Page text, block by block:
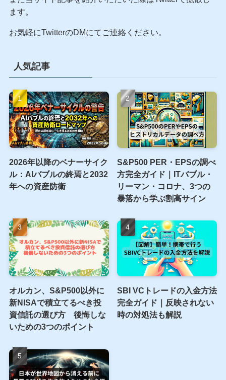
当サイトはリンクフリーです
に許可は一切必用ありません。
引用をする際は、当サイトの出典URLを貼っていただけ
れば大丈夫です。
また当サイト記事を紹介いただいた際はTwitterで拡散し
ます。
お気軽にTwitterのDMにてご連絡ください。
人気記事
2026年以降のベナーサイク
ル：AIバブルの終焉と2032
年への資産防衛
S&P500 PER・EPSの調べ
方完全ガイド｜ITバブル・
リーマン・コロナ、3つの
暴落から学ぶ割高サイン